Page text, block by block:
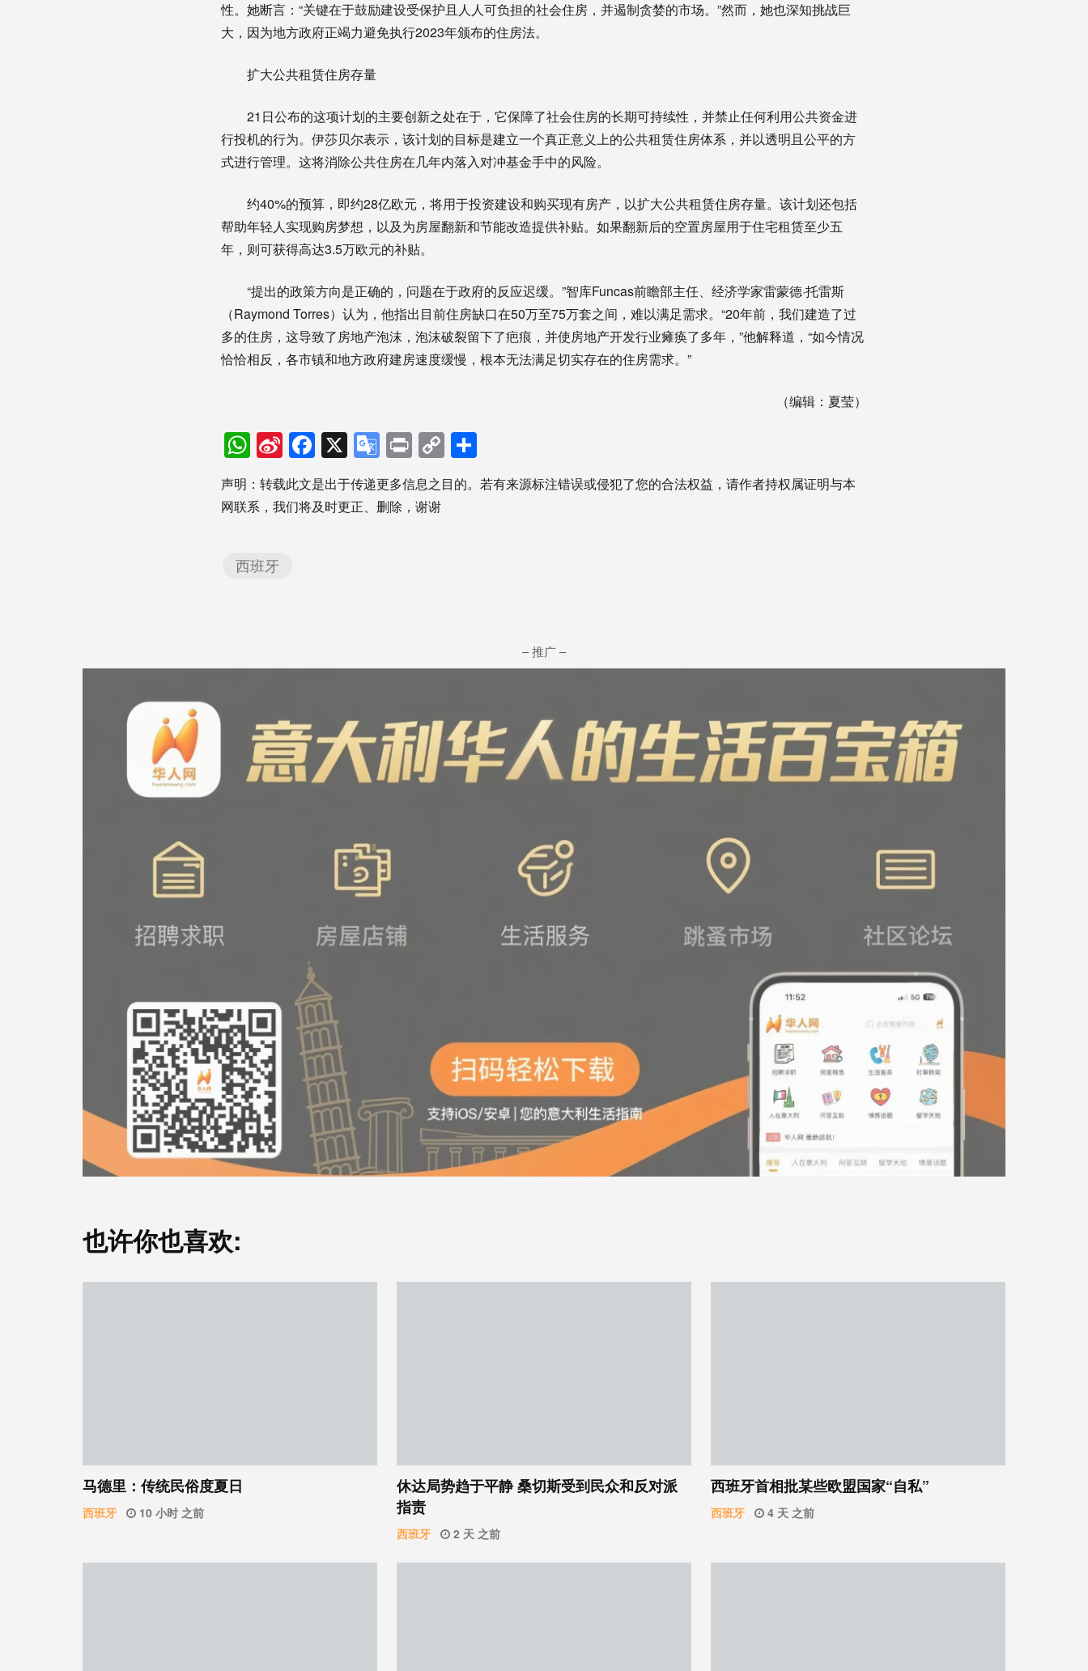
性。她断言：“关键在于鼓励建设受保护且人人可负担的社会住房，并遏制贪婪的市场。”然而，她也深知挑战巨
大，因为地方政府正竭力避免执行2023年颁布的住房法。
扩大公共租赁住房存量
21日公布的这项计划的主要创新之处在于，它保障了社会住房的长期可持续性，并禁止任何利用公共资金进
行投机的行为。伊莎贝尔表示，该计划的目标是建立一个真正意义上的公共租赁住房体系，并以透明且公平的方
式进行管理。这将消除公共住房在几年内落入对冲基金手中的风险。
约40%的预算，即约28亿欧元，将用于投资建设和购买现有房产，以扩大公共租赁住房存量。该计划还包括
帮助年轻人实现购房梦想，以及为房屋翻新和节能改造提供补贴。如果翻新后的空置房屋用于住宅租赁至少五
年，则可获得高达3.5万欧元的补贴。
“提出的政策方向是正确的，问题在于政府的反应迟缓。”智库Funcas前瞻部主任、经济学家雷蒙德·托雷斯
（Raymond Torres）认为，他指出目前住房缺口在50万至75万套之间，难以满足需求。“20年前，我们建造了过
多的住房，这导致了房地产泡沫，泡沫破裂留下了疤痕，并使房地产开发行业瘫痪了多年，”他解释道，“如今情况
恰恰相反，各市镇和地方政府建房速度缓慢，根本无法满足切实存在的住房需求。”
（编辑：夏莹）
WhatsApp
Sina
Weibo
Facebook
X Google
Translate
PrintCopy
Link享
声明：转载此文是出于传递更多信息之目的。若有来源标注错误或侵犯了您的合法权益，请作者持权属证明与本
网联系，我们将及时更正、删除，谢谢
西班牙
– 推广 –
也许你也喜欢:
马德里：传统民俗度夏日
西班牙 10 小时 之前
休达局势趋于平静 桑切斯受到民众和反对派
指责
西班牙 2 天 之前
西班牙首相批某些欧盟国家“自私”
西班牙 4 天 之前